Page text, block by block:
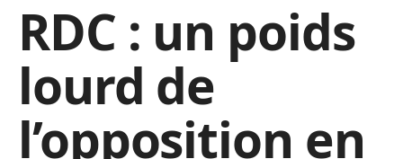
RDC : un poids
lourd de
l’opposition en